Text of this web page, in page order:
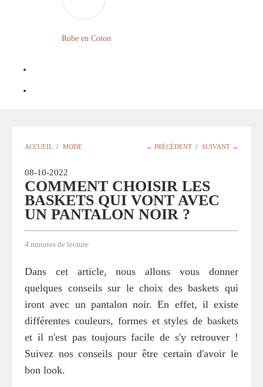
FLEURIE
Blog
?
Robe en Coton
ACCUEIL / MODE ← PRÉCÉDENT / SUIVANT →
08-10-2022
COMMENT CHOISIR LES
BASKETS QUI VONT AVEC
UN PANTALON NOIR ?
4 minutes de lecture
Dans cet article, nous allons vous donner
quelques conseils sur le choix des baskets qui
iront avec un pantalon noir. En effet, il existe
différentes couleurs, formes et styles de baskets
et il n'est pas toujours facile de s'y retrouver !
Suivez nos conseils pour être certain d'avoir le
bon look.